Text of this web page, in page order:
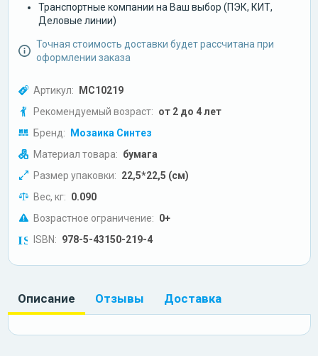
Транспортные компании на Ваш выбор (ПЭК, КИТ,
Деловые линии)
Точная стоимость доставки будет рассчитана при
оформлении заказа
Артикул: МС10219
Рекомендуемый возраст: от 2 до 4 лет
Бренд: Мозаика Синтез
Материал товара: бумага
Размер упаковки: 22,5*22,5 (см)
Вес, кг: 0.090
Возрастное ограничение: 0+
ISBN: 978-5-43150-219-4
Описание Отзывы Доставка